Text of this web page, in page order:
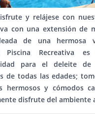
y relájese con
con una extensión de
de una hermosa
Piscina Recreativa
para el deleite de
de todas las edades;
hermosos y cómodos
disfrute del ambiente